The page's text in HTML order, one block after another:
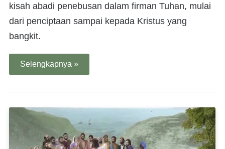
kisah abadi penebusan dalam firman Tuhan, mulai
dari penciptaan sampai kepada Kristus yang
bangkit.
Selengkapnya »